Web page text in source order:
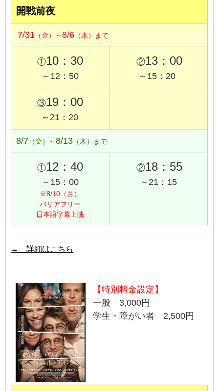
開戦前夜
7/31 （金）～8/6 （木）まで
①10：30
～12：50
②13：00
～15：20
③19：00
～21：20
8/7 （金）～8/13 （木）まで
①12：40
～15：00
※8/10（月）
バリアフリー
日本語字幕上映
②18：55
～21：15
→ 詳細はこちら
【特別料金設定】
一般 3,000円
学生・障がい者 2,500円